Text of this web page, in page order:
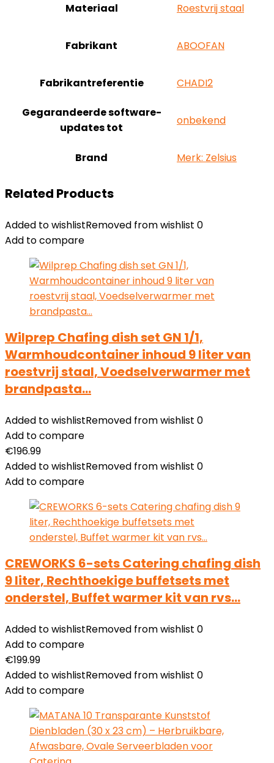
Materiaal ‎Roestvrij staal
Fabrikant ‎ABOOFAN
Fabrikantreferentie ‎CHADI2
Gegarandeerde software-
updates tot
‎onbekend
Brand Merk: Zelsius
Related Products
Added to wishlistRemoved from wishlist 0
Add to compare
Wilprep Chafing dish set GN 1/1,
Warmhoudcontainer inhoud 9 liter van
roestvrij staal, Voedselverwarmer met
brandpasta…
Added to wishlistRemoved from wishlist 0
Add to compare
€196.99
Added to wishlistRemoved from wishlist 0
Add to compare
CREWORKS 6-sets Catering chafing dish
9 liter, Rechthoekige buffetsets met
onderstel, Buffet warmer kit van rvs…
Added to wishlistRemoved from wishlist 0
Add to compare
€199.99
Added to wishlistRemoved from wishlist 0
Add to compare